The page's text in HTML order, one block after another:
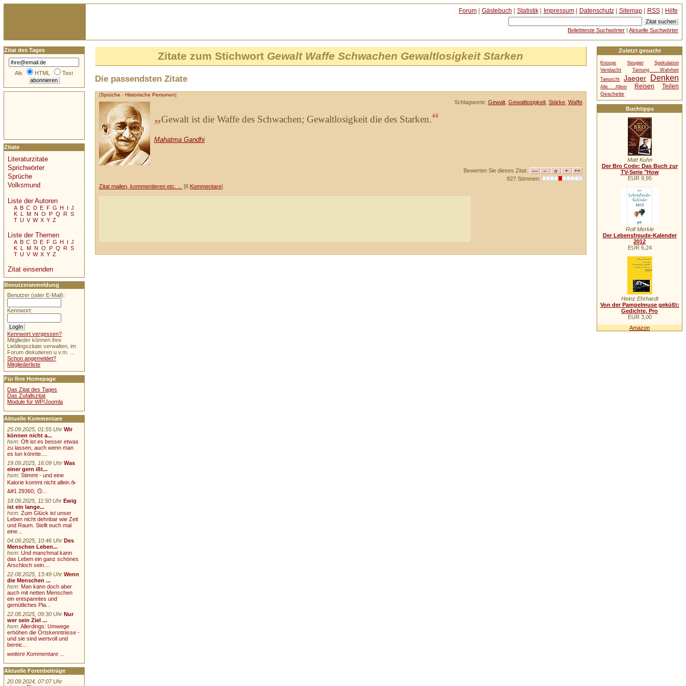
Zitate zum Stichwort Gewalt Waffe Schwachen Gewaltlosigkeit Starken
Die passendsten Zitate
[Sprüche - Historische Personen]
Schlagworte: Gewalt, Gewaltlosigkeit, Stärke, Waffe
„Gewalt ist die Waffe des Schwachen; Gewaltlosigkeit die des Starken.“
Mahatma Gandhi
Bewerten Sie dieses Zitat:
827 Stimmen:
Zitat mailen, kommentieren etc. ...
[8 Kommentare]
Zuletzt gesucht
Knospe Neugier Spekulation
Verdacht
Tarnung Wahrheit
Taeuscht
Jaeger Denken
Alle Allein Reisen Teilen
Gescheite
Buchtipps
Matt Kuhn
Der Bro Code: Das Buch zur
TV-Serie "How
EUR 9,95
Rolf Merkle
Der Lebensfreude-Kalender
2012
EUR 6,24
Heinz Ehrhardt
Von der Pampelmuse geküßt:
Gedichte, Pro
EUR 3,00
Amazon
Zitat des Tages
Als HTML Text
Zitate
Literaturzitate
Sprichwörter
Sprüche
Volksmund
Liste der Autoren
A B C D E F G H I J
K L M N O P Q R S
T U V W X Y Z
Liste der Themen
A B C D E F G H I J
K L M N O P Q R S
T U V W X Y Z
Zitat einsenden
Benutzeranmeldung
Benutzer (oder E-Mail):
Kennwort:
Kennwort vergessen?
Mitglieder können ihre
Lieblingszitate verwalten, im
Forum diskutieren u.v.m. ...
Schon angemeldet?
Mitgliederliste
Für Ihre Homepage
Das Zitat des Tages
Das Zufallszitat
Module für WP/Joomla
Aktuelle Kommentare
25.09.2025, 01:55 Uhr Wir
können nicht a...
hsm:Oft ist es besser etwas
zu lassen, auch wenn man
es tun könnte....
19.09.2025, 16:09 Uhr Was
einer gern ißt...
hsm:Stimmt - und eine
Kalorie kommt nicht allein.☕
&#1 29360; 🙃...
18.09.2025, 11:50 Uhr Ewig
ist ein lange...
hsm:Zum Glück ist unser
Leben nicht dehnbar wie Zeit
und Raum. Stellt euch mal
eine...
04.09.2025, 10:46 Uhr Des
Menschen Leben...
hsm:Und manchmal kann
das Leben ein ganz schönes
Arschloch sein....
22.08.2025, 13:49 Uhr Wenn
die Menschen ...
hsm:Man kann doch aber
auch mit netten Menschen
ein entspanntes und
gemütliches Pla...
22.08.2025, 09:30 Uhr Nur
wer sein Ziel ...
hsm:Allerdings: Umwege
erhöhen die Ortskenntnisse -
und sie sind wertvoll und
bereic...
weitere Kommentare ...
Aktuelle Forenbeiträge
20.09.2024, 07:07 Uhr
Forum| Gästebuch | Statistik| Impressum| Datenschutz| Sitemap| RSS| Hilfe
Beliebteste Suchwörter |Aktuelle Suchwörter